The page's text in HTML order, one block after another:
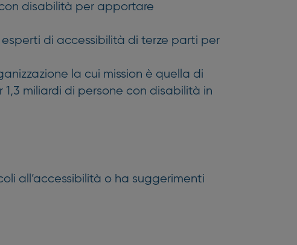
disabilità per apportare
di accessibilità di terze parti per
la cui mission è quella di
miliardi di persone con disabilità in
all’accessibilità o ha suggerimenti